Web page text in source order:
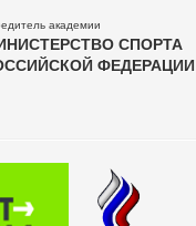
академии
СПОРТА
ФЕДЕРАЦИИ